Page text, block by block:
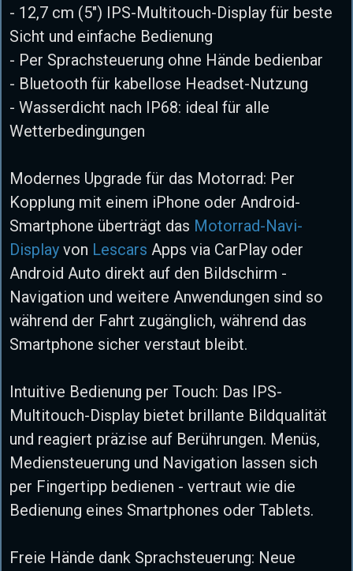
- 12,7 cm (5") IPS-Multitouch-Display für beste
Sicht und einfache Bedienung
- Per Sprachsteuerung ohne Hände bedienbar
- Bluetooth für kabellose Headset-Nutzung
- Wasserdicht nach IP68: ideal für alle
Wetterbedingungen
Modernes Upgrade für das Motorrad: Per
Kopplung mit einem iPhone oder Android-
Smartphone überträgt das Motorrad-Navi-
Display von Lescars Apps via CarPlay oder
Android Auto direkt auf den Bildschirm -
Navigation und weitere Anwendungen sind so
während der Fahrt zugänglich, während das
Smartphone sicher verstaut bleibt.
Intuitive Bedienung per Touch: Das IPS-
Multitouch-Display bietet brillante Bildqualität
und reagiert präzise auf Berührungen. Menüs,
Mediensteuerung und Navigation lassen sich
per Fingertipp bedienen - vertraut wie die
Bedienung eines Smartphones oder Tablets.
Freie Hände dank Sprachsteuerung: Neue